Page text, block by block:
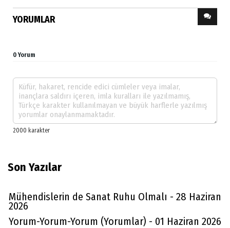
YORUMLAR
0 Yorum
Son Yazılar
Mühendislerin de Sanat Ruhu Olmalı - 28 Haziran
2026
Yorum-Yorum-Yorum (Yorumlar) - 01 Haziran 2026